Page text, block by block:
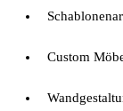
Custom